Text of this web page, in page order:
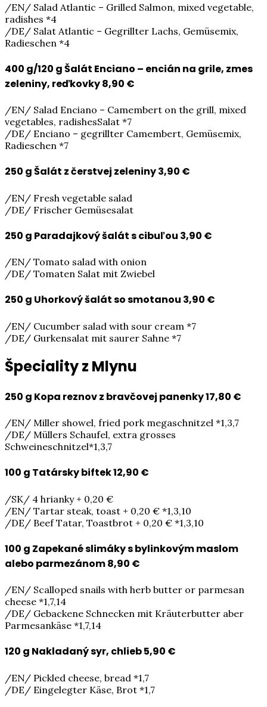
/EN/ Salad Atlantic – Grilled Salmon, mixed vegetable,
radishes *4
/DE/ Salat Atlantic – Gegrillter Lachs, Gemüsemix,
Radieschen *4
400 g/120 g Šalát Enciano – encián na grile, zmes
zeleniny, reďkovky8,90 €
/EN/ Salad Enciano – Camembert on the grill, mixed
vegetables, radishesSalat *7
/DE/ Enciano – gegrillter Camembert, Gemüsemix,
Radieschen *7
250 g Šalát z čerstvej zeleniny3,90 €
/EN/ Fresh vegetable salad
/DE/ Frischer Gemüsesalat
250 g Paradajkový šalát s cibuľou 3,90 €
/EN/ Tomato salad with onion
/DE/ Tomaten Salat mit Zwiebel
250 g Uhorkový šalát so smotanou 3,90 €
/EN/ Cucumber salad with sour cream *7
/DE/ Gurkensalat mit saurer Sahne *7
Špeciality z Mlynu
250 g Kopa reznov z bravčovej panenky17,80 €
/EN/ Miller showel, fried pork megaschnitzel *1,3,7
/DE/ Müllers Schaufel, extra grosses
Schweineschnitzel*1,3,7
100 g Tatársky biftek12,90 €
/SK/ 4 hrianky + 0,20 €
/EN/ Tartar steak, toast + 0,20 € *1,3,10
/DE/ Beef Tatar, Toastbrot + 0,20 € *1,3,10
100 g Zapekané slimáky s bylinkovým maslom
alebo parmezánom8,90 €
/EN/ Scalloped snails with herb butter or parmesan
cheese *1,7,14
/DE/ Gebackene Schnecken mit Kräuterbutter aber
Parmesankäse *1,7,14
120 g Nakladaný syr, chlieb5,90 €
/EN/ Pickled cheese, bread *1,7
/DE/ Eingelegter Käse, Brot *1,7